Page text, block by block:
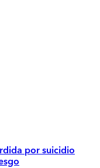
por suicidio